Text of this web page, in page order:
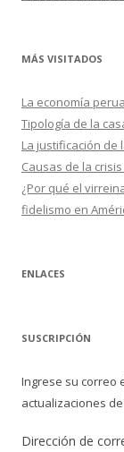
MÁS VISITADOS
La economía
Tipología de la
La justificación de
Causas de la
¿Por qué el
fidelismo en
ENLACES
SUSCRIPCIÓN
Ingrese su correo
actualizaciones
Dirección de